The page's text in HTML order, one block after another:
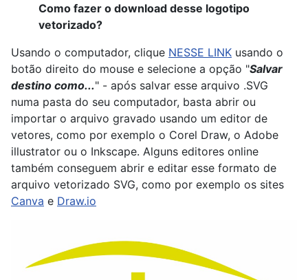
Como fazer o download desse logotipo
vetorizado?
Usando o computador, clique NESSE LINK usando o
botão direito do mouse e selecione a opção "Salvar
destino como..." - após salvar esse arquivo .SVG
numa pasta do seu computador, basta abrir ou
importar o arquivo gravado usando um editor de
vetores, como por exemplo o Corel Draw, o Adobe
illustrator ou o Inkscape. Alguns editores online
também conseguem abrir e editar esse formato de
arquivo vetorizado SVG, como por exemplo os sites
Canva e Draw.io